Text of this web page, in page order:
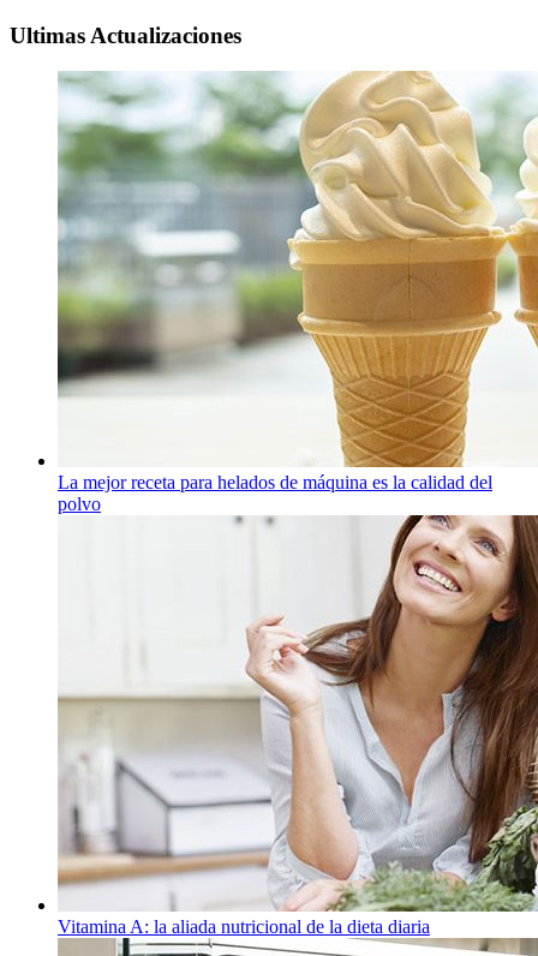
Ultimas Actualizaciones
La mejor receta para helados de máquina es la calidad del
polvo
Vitamina A: la aliada nutricional de la dieta diaria